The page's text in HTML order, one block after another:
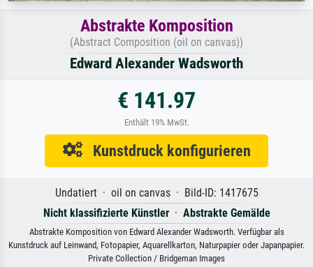
Abstrakte Komposition
(Abstract Composition (oil on canvas))
Edward Alexander Wadsworth
€ 141.97
Enthält 19% MwSt.
Kunstdruck konfigurieren
Undatiert · oil on canvas · Bild-ID: 1417675
Nicht klassifizierte Künstler· Abstrakte Gemälde
Abstrakte Komposition von Edward Alexander Wadsworth. Verfügbar als
Kunstdruck auf Leinwand, Fotopapier, Aquarellkarton, Naturpapier oder Japanpapier.
Private Collection / Bridgeman Images